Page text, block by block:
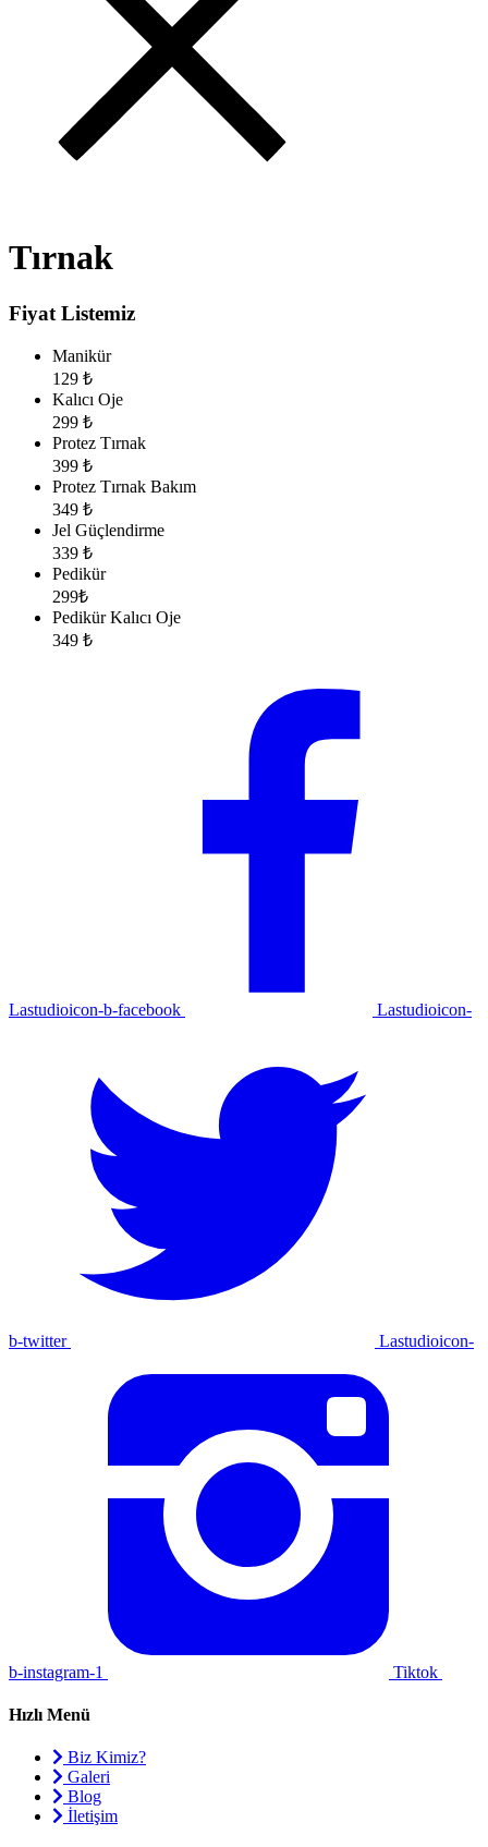
Tırnak
Fiyat Listemiz
Manikür
129 ₺
Kalıcı Oje
299 ₺
Protez Tırnak
399 ₺
Protez Tırnak Bakım
349 ₺
Jel Güçlendirme
339 ₺
Pedikür
299₺
Pedikür Kalıcı Oje
349 ₺
Lastudioicon-b-facebook Lastudioicon-
b-twitter Lastudioicon-
b-instagram-1 Tiktok
Hızlı Menü
Biz Kimiz?
Galeri
Blog
İletişim